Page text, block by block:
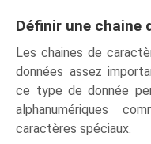
Définir une chaine
Les chaines de
données assez
ce type de donnée
alphanumériques
caractères spéciaux.